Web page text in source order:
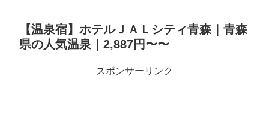
【温泉宿】ホテルＪＡＬシティ青森｜青森
県の人気温泉｜2,887円〜〜
スポンサーリンク